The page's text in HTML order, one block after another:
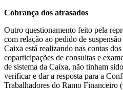
Cobrança dos atrasados
Outro questionamento feito pela
com relação ao pedido de
Caixa está realizando nas contas
coparticipações de consultas e
de sistema da Caixa, não tinham
verificar e dar a resposta para a
Trabalhadores do Ramo Financeiro